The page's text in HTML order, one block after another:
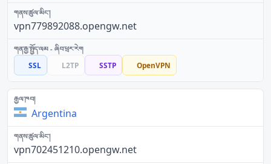
vpn779892088.opengw.net
SSL L2TP SSTP OpenVPN
Argentina
vpn702451210.opengw.net